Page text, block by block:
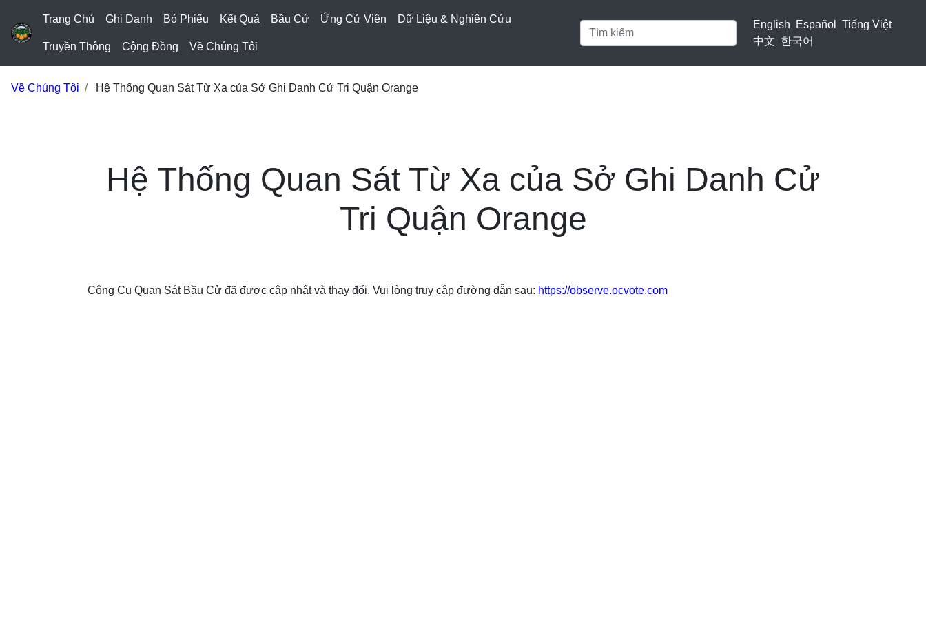
Trang Chủ Ghi Danh Bỏ Phiếu Kết Quả Bầu Cử Ửng Cử Viên Dữ Liệu & Nghiên Cứu
Truyền Thông Cộng Đồng Về Chúng Tôi
English Español
Tiếng Việt
中文 한국어
Về Chúng Tôi Hệ Thống Quan Sát Từ Xa của Sở Ghi Danh Cử Tri Quận Orange
Hệ Thống Quan Sát Từ Xa của Sở Ghi Danh Cử
Tri Quận Orange
Công Cụ Quan Sát Bầu Cử đã được cập nhật và thay đổi. Vui lòng truy cập đường dẫn sau: https://observe.ocvote.com